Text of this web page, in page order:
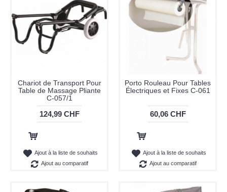
Chariot de Transport Pour
Table de Massage Pliante
C-057/1
124,99 CHF
Ajout à la liste de souhaits
Ajout au comparatif
Porto Rouleau Pour Tables
Électriques et Fixes C-061
60,06 CHF
Ajout à la liste de souhaits
Ajout au comparatif